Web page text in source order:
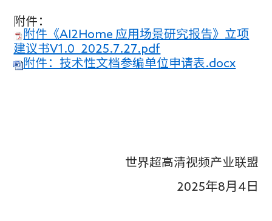
附件：
附件《AI2Home 应用场景研究报告》立项
建议书V1.0_2025.7.27.pdf
附件：技术性文档参编单位申请表.docx
世界超高清视频产业联盟
2025年8月 4日